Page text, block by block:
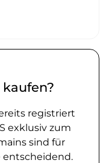
registriert
exklusiv zum
sind für